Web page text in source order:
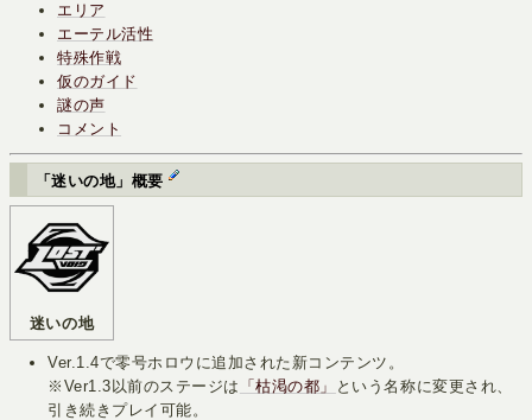
エリア
エーテル活性
特殊作戦
仮のガイド
謎の声
コメント
「迷いの地」概要
迷いの地
Ver.1.4で零号ホロウに追加された新コンテンツ。
※Ver1.3以前のステージは 「枯渇の都」
という名称に変更され、
引き続きプレイ可能。